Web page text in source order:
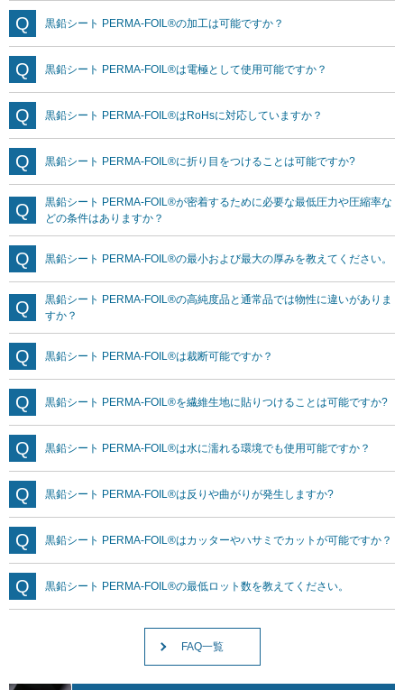
黒鉛シート PERMA-FOIL®の加工は可能ですか？
黒鉛シート PERMA-FOIL®は電極として使用可能ですか？
黒鉛シート PERMA-FOIL®はRoHsに対応していますか？
黒鉛シート PERMA-FOIL®に折り目をつけることは可能ですか?
黒鉛シート PERMA-FOIL®が密着するために必要な最低圧力や圧縮率な
どの条件はありますか？
黒鉛シート PERMA-FOIL®の最小および最大の厚みを教えてください。
黒鉛シート PERMA-FOIL®の高純度品と通常品では物性に違いがありま
すか？
黒鉛シート PERMA-FOIL®は裁断可能ですか？
黒鉛シート PERMA-FOIL®を繊維生地に貼りつけることは可能ですか?
黒鉛シート PERMA-FOIL®は水に濡れる環境でも使用可能ですか？
黒鉛シート PERMA-FOIL®は反りや曲がりが発生しますか?
黒鉛シート PERMA-FOIL®はカッターやハサミでカットが可能ですか？
黒鉛シート PERMA-FOIL®の最低ロット数を教えてください。
FAQ一覧